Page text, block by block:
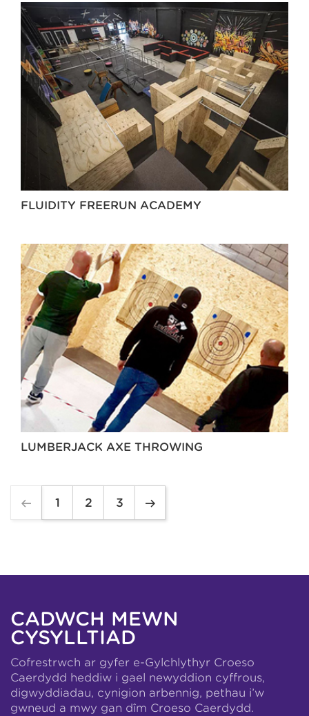
FLUIDITY FREERUN ACADEMY
LUMBERJACK AXE THROWING
1 2 3
CADWCH MEWN
CYSYLLTIAD
Cofrestrwch ar gyfer e-Gylchlythyr Croeso
Caerdydd heddiw i gael newyddion cyffrous,
digwyddiadau, cynigion arbennig, pethau i’w
gwneud a mwy gan dîm Croeso Caerdydd.